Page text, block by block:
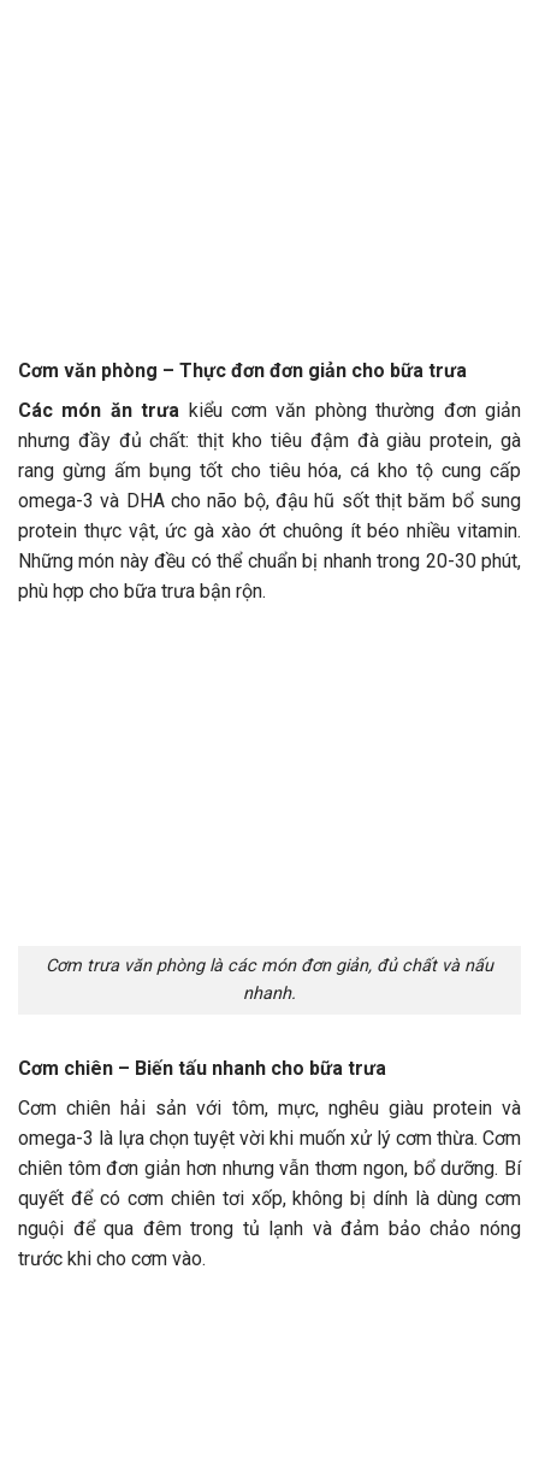
Cơm văn phòng – Thực đơn đơn giản cho bữa trưa
Các món ăn trưa kiểu cơm văn phòng thường đơn giản
nhưng đầy đủ chất: thịt kho tiêu đậm đà giàu protein, gà
rang gừng ấm bụng tốt cho tiêu hóa, cá kho tộ cung cấp
omega-3 và DHA cho não bộ, đậu hũ sốt thịt băm bổ sung
protein thực vật, ức gà xào ớt chuông ít béo nhiều vitamin.
Những món này đều có thể chuẩn bị nhanh trong 20-30 phút,
phù hợp cho bữa trưa bận rộn.
Cơm trưa văn phòng là các món đơn giản, đủ chất và nấu
nhanh.
Cơm chiên – Biến tấu nhanh cho bữa trưa
Cơm chiên hải sản với tôm, mực, nghêu giàu protein và
omega-3 là lựa chọn tuyệt vời khi muốn xử lý cơm thừa. Cơm
chiên tôm đơn giản hơn nhưng vẫn thơm ngon, bổ dưỡng. Bí
quyết để có cơm chiên tơi xốp, không bị dính là dùng cơm
nguội để qua đêm trong tủ lạnh và đảm bảo chảo nóng
trước khi cho cơm vào.